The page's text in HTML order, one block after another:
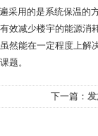
用的是系统保温的
效减少楼宇的能源
能在一定程度上解
题。
下一篇：